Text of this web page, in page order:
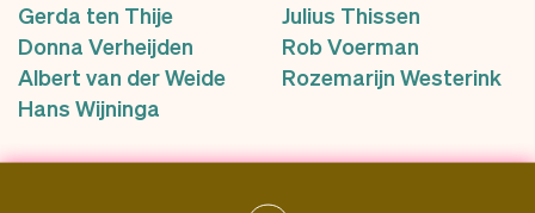
Gerda ten Thije
Julius Thissen
Donna Verheijden
Rob Voerman
Albert van der Weide
Rozemarijn Westerink
Hans Wijninga